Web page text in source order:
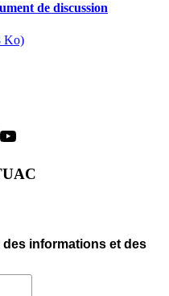
de discussion
Ko)
YouTube
informations et des